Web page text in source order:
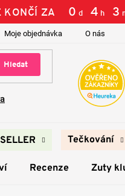
KONČÍ ZA 0 d 4 h 3
Moje objednávka O nás
Hledat
Tečkování
Recenze Zuty